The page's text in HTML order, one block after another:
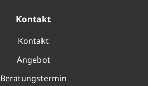
Kontakt
Kontakt
Angebot
Beratungstermin